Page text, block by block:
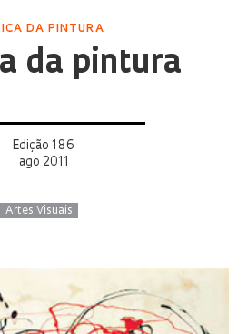
DA PINTURA
da pintura
Edição 186
ago 2011
Artes Visuais